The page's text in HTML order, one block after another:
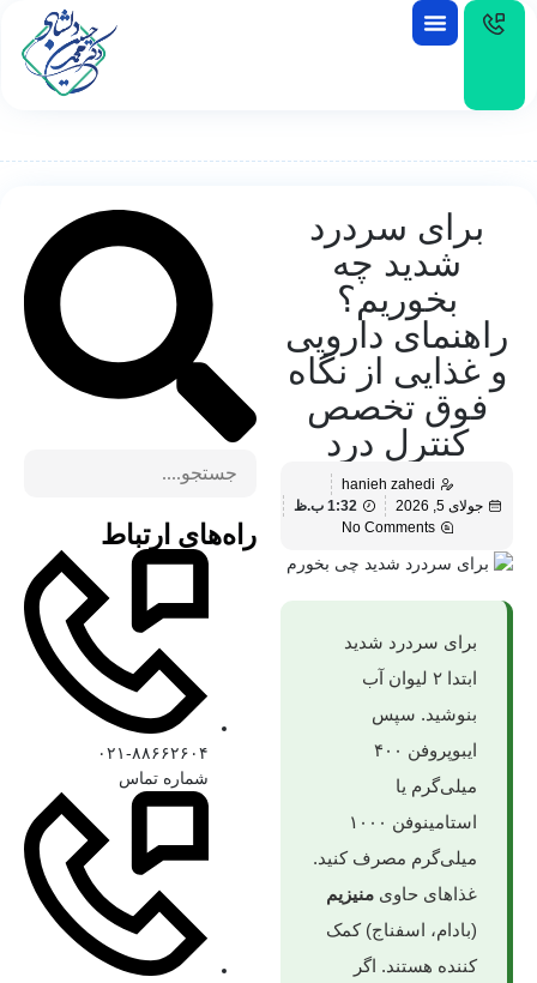
EN
برای سردرد
شدید چه
بخوریم؟
راهنمای دارویی
و غذایی از نگاه
فوق‌ تخصص
کنترل درد
hanieh zahedi
جولای 5, 2026
1:32 ب.ظ
No Comments
برای سردرد شدید
ابتدا ۲ لیوان آب
بنوشید. سپس
ایبوپروفن ۴۰۰
میلی‌گرم یا
استامینوفن ۱۰۰۰
میلی‌گرم مصرف کنید.
غذاهای حاوی منیزیم
(بادام، اسفناج) کمک‌
کننده هستند. اگر
راه‌های ارتباط
۰۲۱-۸۸۶۶۲۶۰۴
شماره تماس